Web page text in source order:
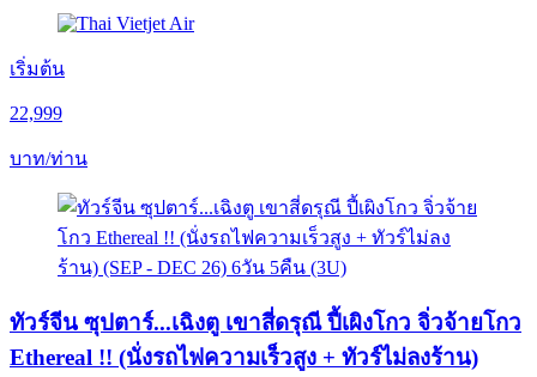
เริ่มต้น
22,999
บาท/ท่าน
ทัวร์จีน ซุปตาร์...เฉิงตู เขาสี่ดรุณี ปี้เผิงโกว จิ่วจ้ายโกว
Ethereal !! (นั่งรถไฟความเร็วสูง + ทัวร์ไม่ลงร้าน)